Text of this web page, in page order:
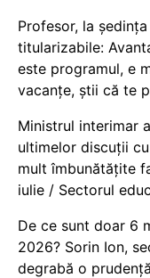
Profesor, la
titularizabile:
este programul, e
vacanţe, știi că te
Ministrul interimar
ultimelor discuții
mult îmbunătățite
iulie / Sectorul
De ce sunt doar 6
2026? Sorin Ion,
degrabă o